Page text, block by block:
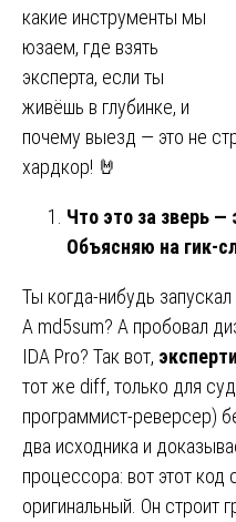
какие инструменты мы
юзаем, где взять
эксперта, если ты
живёшь в глубинке, и
почему выезд — это не
хардкор! 🤘
Что это за зверь
Объясняю на гик-
Ты когда-нибудь
А md5sum? А пробовал
IDA Pro? Так вот,
тот же diff, только для
программист-реверсер)
два исходника и
процессора: вот этот код
оригинальный. Он строит